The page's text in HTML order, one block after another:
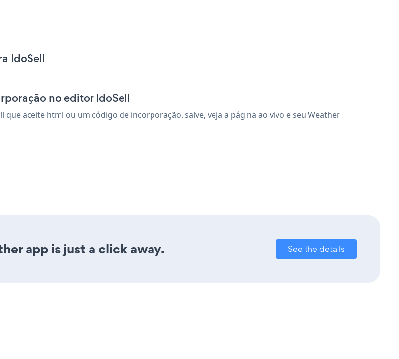
IdoSell
no editor IdoSell
aceite html ou um código de incorporação. salve, veja a página ao vivo e seu Weather
app is just a click away. See the details